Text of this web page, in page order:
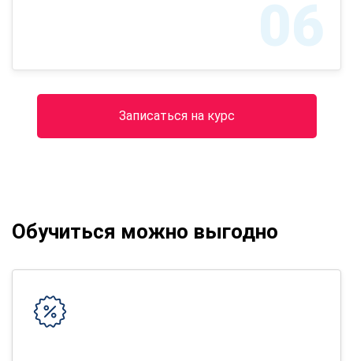
06
Записаться на курс
Обучиться можно выгодно